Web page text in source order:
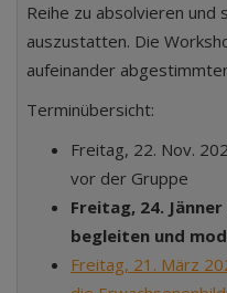
Reihe zu absolvieren und
auszustatten. Die
aufeinander
Terminübersicht:
Freitag, 22. Nov.
vor der Gruppe
Freitag, 24.
begleiten und
Freitag, 21. März